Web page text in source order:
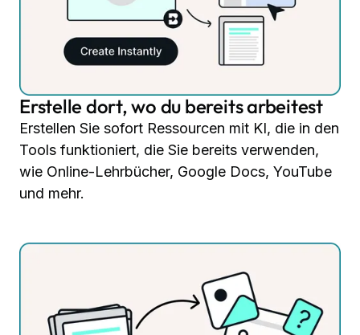
Erstelle dort, wo du bereits arbeitest
Erstellen Sie sofort Ressourcen mit KI, die in den
Tools funktioniert, die Sie bereits verwenden,
wie Online-Lehrbücher, Google Docs, YouTube
und mehr.